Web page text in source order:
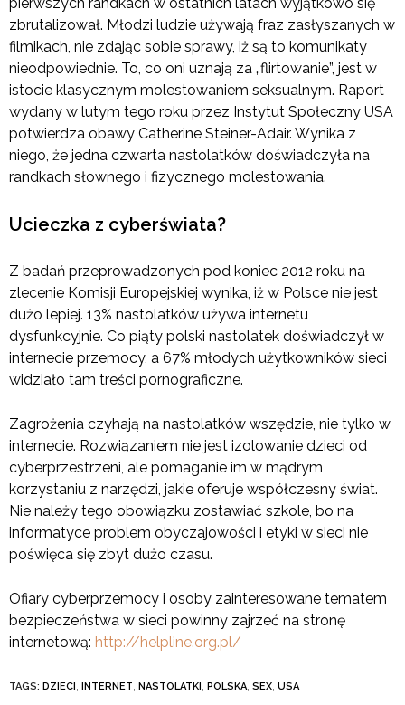
zbrutalizował. Młodzi ludzie używają fraz zasłyszanych w
filmikach, nie zdając sobie sprawy, iż są to komunikaty
nieodpowiednie. To, co oni uznają za „flirtowanie”, jest w
istocie klasycznym molestowaniem seksualnym. Raport
wydany w lutym tego roku przez Instytut Społeczny USA
potwierdza obawy Catherine Steiner-Adair. Wynika z
niego, że jedna czwarta nastolatków doświadczyła na
randkach słownego i fizycznego molestowania.
Ucieczka z cyberświata?
Z badań przeprowadzonych pod koniec 2012 roku na
zlecenie Komisji Europejskiej wynika, iż w Polsce nie jest
dużo lepiej. 13% nastolatków używa internetu
dysfunkcyjnie. Co piąty polski nastolatek doświadczył w
internecie przemocy, a 67% młodych użytkowników sieci
widziało tam treści pornograficzne.
Zagrożenia czyhają na nastolatków wszędzie, nie tylko w
internecie. Rozwiązaniem nie jest izolowanie dzieci od
cyberprzestrzeni, ale pomaganie im w mądrym
korzystaniu z narzędzi, jakie oferuje współczesny świat.
Nie należy tego obowiązku zostawiać szkole, bo na
informatyce problem obyczajowości i etyki w sieci nie
poświęca się zbyt dużo czasu.
Ofiary cyberprzemocy i osoby zainteresowane tematem
bezpieczeństwa w sieci powinny zajrzeć na stronę
internetową: http://helpline.org.pl/
TAGS: DZIECI, INTERNET, NASTOLATKI, POLSKA, SEX, USA